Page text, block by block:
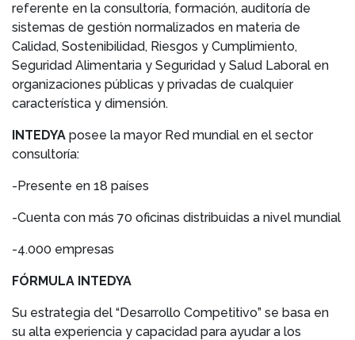
referente en la consultoría, formación, auditoría de
sistemas de gestión normalizados en materia de
Calidad, Sostenibilidad, Riesgos y Cumplimiento,
Seguridad Alimentaria y Seguridad y Salud Laboral en
organizaciones públicas y privadas de cualquier
característica y dimensión.
INTEDYA posee la mayor Red mundial en el sector
consultoría:
-Presente en 18 países
-Cuenta con más 70 oficinas distribuidas a nivel mundial
-4.000 empresas
FÓRMULA INTEDYA
Su estrategia del “Desarrollo Competitivo” se basa en
su alta experiencia y capacidad para ayudar a los